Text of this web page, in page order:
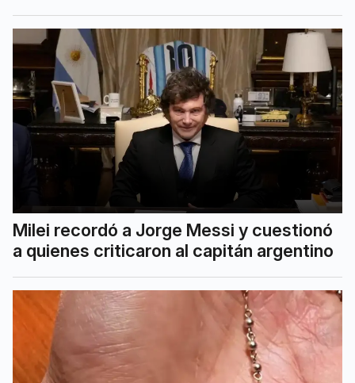
Milei recordó a Jorge Messi y cuestionó
a quienes criticaron al capitán argentino